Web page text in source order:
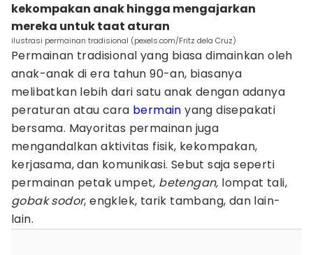
kekompakan anak hingga mengajarkan
mereka untuk taat aturan
ilustrasi permainan tradisional (pexels.com/Fritz dela Cruz)
Permainan tradisional yang biasa dimainkan oleh
anak-anak di era tahun 90-an, biasanya
melibatkan lebih dari satu anak dengan adanya
peraturan atau cara bermain yang disepakati
bersama. Mayoritas permainan juga
mengandalkan aktivitas fisik, kekompakan,
kerjasama, dan komunikasi. Sebut saja seperti
permainan petak umpet, betengan, lompat tali,
gobak sodor, engklek, tarik tambang, dan lain-
lain.